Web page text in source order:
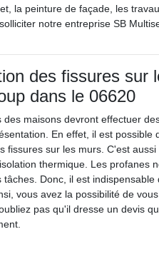
la peinture de façade, les
notre entreprise SB
des fissures sur
dans le 06620
des maisons devront effectuer
En effet, il est possible
fissures sur les murs. C'est
thermique. Les profanes
tâches. Donc, il est
vous avez la possibilité de
pas qu'il dresse un devis